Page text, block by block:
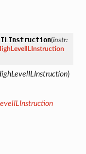
(instr:
)